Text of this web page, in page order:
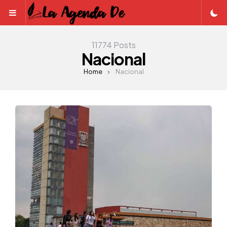
Menu
11774 Posts
Nacional
Home Nacional